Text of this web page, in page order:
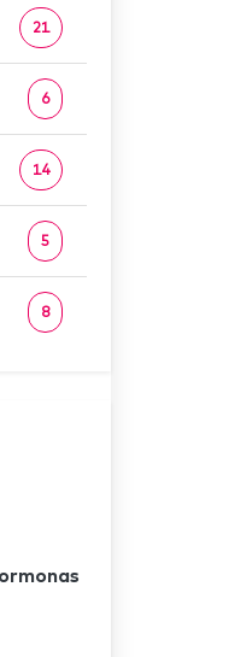
21
6
14
5
8